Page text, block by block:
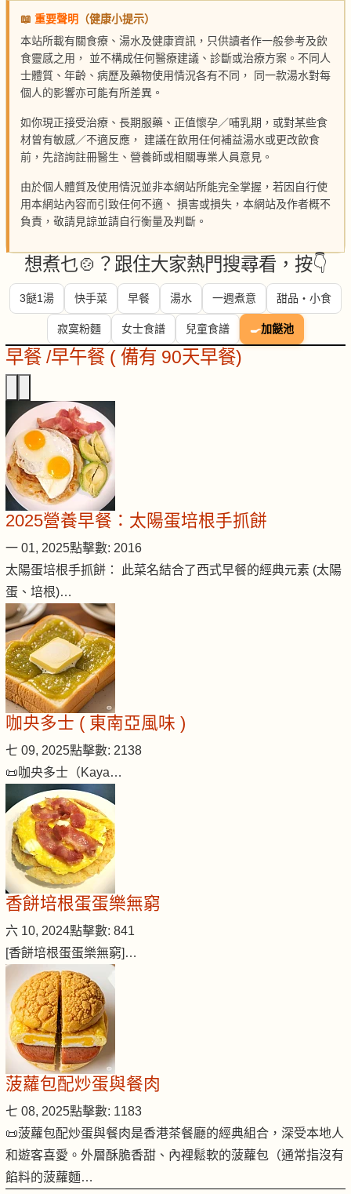
📖 重要聲明
（健康小提示）
本站所載有關食療、湯水及健康資訊，只供讀者作一般參考及飲
食靈感之用， 並不構成任何醫療建議、診斷或治療方案。不同人
士體質、年齡、病歷及藥物使用情況各有不同， 同一款湯水對每
個人的影響亦可能有所差異。
如你現正接受治療、長期服藥、正值懷孕／哺乳期，或對某些食
材曾有敏感／不適反應， 建議在飲用任何補益湯水或更改飲食
前，先諮詢註冊醫生、營養師或相關專業人員意見。
由於個人體質及使用情況並非本網站所能完全掌握，若因自行使
用本網站內容而引致任何不適、 損害或損失，本網站及作者概不
負責，敬請見諒並請自行衡量及判斷。
想煮乜🍲？跟住大家熱門搜尋看，按👇
3餸1湯 快手菜 早餐 湯水 一週煮意 甜品・小食
寂寞粉麵 女士食譜 兒童食譜 🍳加餸池
早餐 /早午餐 ( 備有 90天早餐)
2025營養早餐：太陽蛋培根手抓餅
一 01, 2025點擊數: 2016
太陽蛋培根手抓餅： 此菜名結合了西式早餐的經典元素 (太陽
蛋、培根)…
咖央多士 ( 東南亞風味 )
七 09, 2025點擊數: 2138
📜咖央多士（Kaya…
香餅培根蛋蛋樂無窮
六 10, 2024點擊數: 841
[香餅培根蛋蛋樂無窮]…
菠蘿包配炒蛋與餐肉
七 08, 2025點擊數: 1183
📜菠蘿包配炒蛋與餐肉是香港茶餐廳的經典組合，深受本地人
和遊客喜愛。外層酥脆香甜、內裡鬆軟的菠蘿包（通常指沒有
餡料的菠蘿麵…